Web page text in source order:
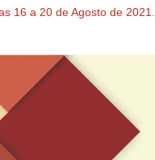
16 a 20 de Agosto de 2021.